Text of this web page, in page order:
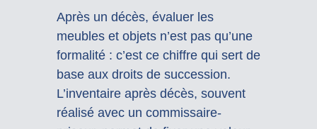
Après un décès, évaluer les
meubles et objets n’est pas qu’une
formalité : c’est ce chiffre qui sert de
base aux droits de succession.
L’inventaire après décès, souvent
réalisé avec un commissaire-